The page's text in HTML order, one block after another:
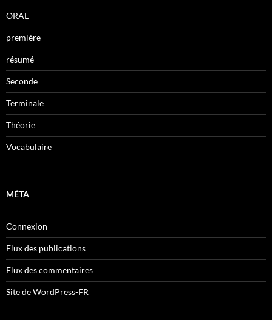
ORAL
première
résumé
Seconde
Terminale
Théorie
Vocabulaire
MÉTA
Connexion
Flux des publications
Flux des commentaires
Site de WordPress-FR